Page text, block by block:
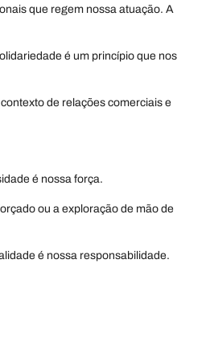
que regem nossa atuação. A
é um princípio que nos
de relações comerciais e
é nossa força.
ou a exploração de mão de
é nossa responsabilidade.